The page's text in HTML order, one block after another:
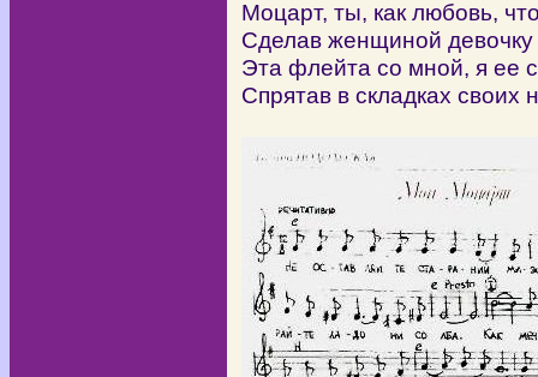
Моцарт, ты, как любовь,
Сделав женщиной
Эта флейта со мной, я ее
Спрятав в складках